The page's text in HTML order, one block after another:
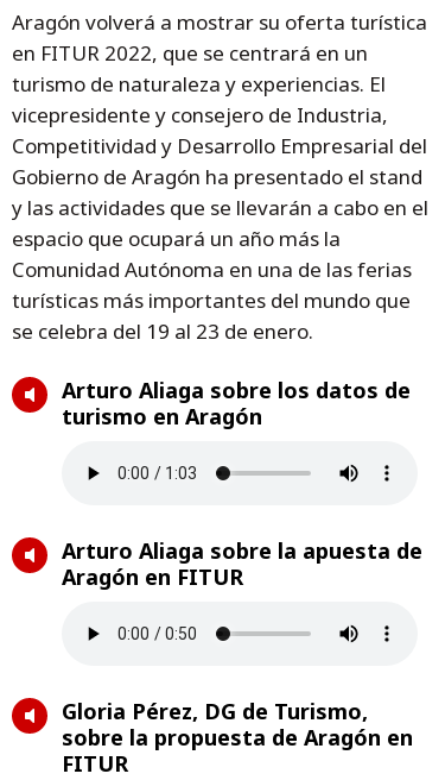
Aragón volverá a mostrar su oferta turística
en FITUR 2022, que se centrará en un
turismo de naturaleza y experiencias. El
vicepresidente y consejero de Industria,
Competitividad y Desarrollo Empresarial del
Gobierno de Aragón ha presentado el stand
y las actividades que se llevarán a cabo en el
espacio que ocupará un año más la
Comunidad Autónoma en una de las ferias
turísticas más importantes del mundo que
se celebra del 19 al 23 de enero.
Arturo Aliaga sobre los datos de
turismo en Aragón
Arturo Aliaga sobre la apuesta de
Aragón en FITUR
Gloria Pérez, DG de Turismo,
sobre la propuesta de Aragón en
FITUR